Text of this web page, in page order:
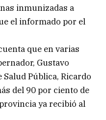
inmunizadas a
el informado por el
que en varias
Gustavo
Pública, Ricardo
del 90 por ciento de
ya recibió al